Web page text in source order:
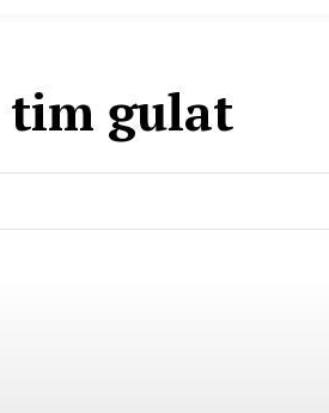
tim gulat